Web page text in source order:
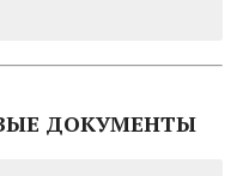
ДОКУМЕНТЫ